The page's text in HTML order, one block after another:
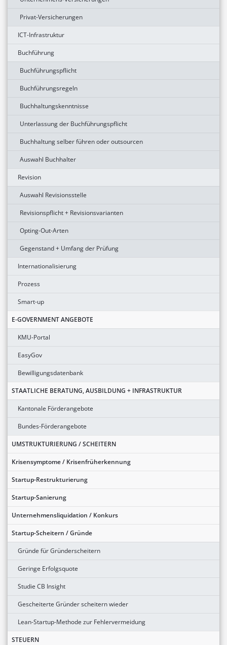
Privat-Versicherungen
ICT-Infrastruktur
Buchführung
Buchführungspflicht
Buchführungsregeln
Buchhaltungskenntnisse
Unterlassung der Buchführungspflicht
Buchhaltung selber führen oder outsourcen
Auswahl Buchhalter
Revision
Auswahl Revisionsstelle
Revisionspflicht + Revisionsvarianten
Opting-Out-Arten
Gegenstand + Umfang der Prüfung
Internationalisierung
Prozess
Smart-up
E-GOVERNMENT ANGEBOTE
KMU-Portal
EasyGov
Bewilligungsdatenbank
STAATLICHE BERATUNG, AUSBILDUNG + INFRASTRUKTUR
Kantonale Förderangebote
Bundes-Förderangebote
UMSTRUKTURIERUNG / SCHEITERN
Krisensymptome / Krisenfrüherkennung
Startup-Restrukturierung
Startup-Sanierung
Unternehmensliquidation / Konkurs
Startup-Scheitern / Gründe
Gründe für Gründerscheitern
Geringe Erfolgsquote
Studie CB Insight
Gescheiterte Gründer scheitern wieder
Lean-Startup-Methode zur Fehlervermeidung
STEUERN